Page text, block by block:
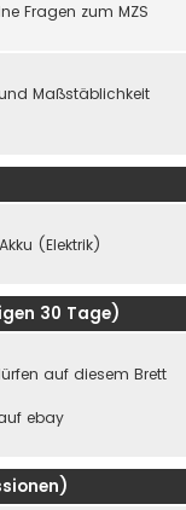
Fragen zum MZS
Maßstäblichkeit
(Elektrik)
30 Tage)
auf diesem Brett
ebay